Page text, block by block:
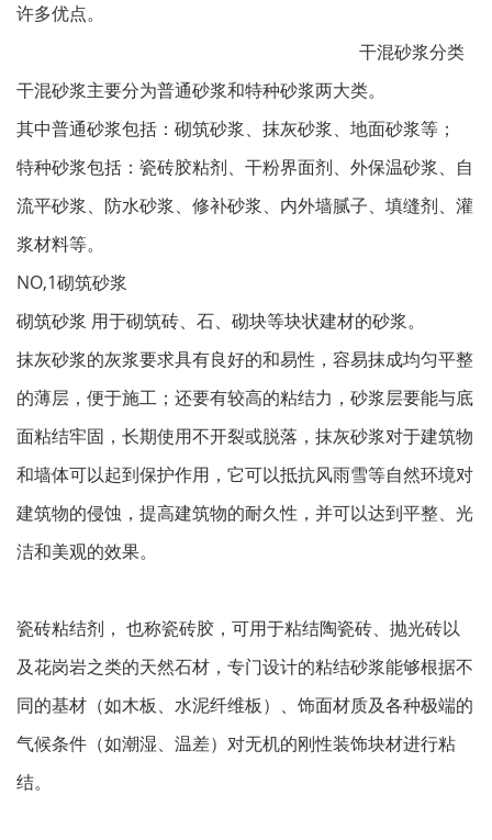
许多优点。
干混砂浆分类
干混砂浆主要分为普通砂浆和特种砂浆两大类。
其中普通砂浆包括：砌筑砂浆、抹灰砂浆、地面砂浆等；
特种砂浆包括：瓷砖胶粘剂、干粉界面剂、外保温砂浆、自
流平砂浆、防水砂浆、修补砂浆、内外墙腻子、填缝剂、灌
浆材料等。
NO,1砌筑砂浆
砌筑砂浆 用于砌筑砖、石、砌块等块状建材的砂浆。
抹灰砂浆的灰浆要求具有良好的和易性，容易抹成均匀平整
的薄层，便于施工；还要有较高的粘结力，砂浆层要能与底
面粘结牢固，长期使用不开裂或脱落，抹灰砂浆对于建筑物
和墙体可以起到保护作用，它可以抵抗风雨雪等自然环境对
建筑物的侵蚀，提高建筑物的耐久性，并可以达到平整、光
洁和美观的效果。
瓷砖粘结剂， 也称瓷砖胶，可用于粘结陶瓷砖、抛光砖以
及花岗岩之类的天然石材，专门设计的粘结砂浆能够根据不
同的基材（如木板、水泥纤维板）、饰面材质及各种极端的
气候条件（如潮湿、温差）对无机的刚性装饰块材进行粘
结。